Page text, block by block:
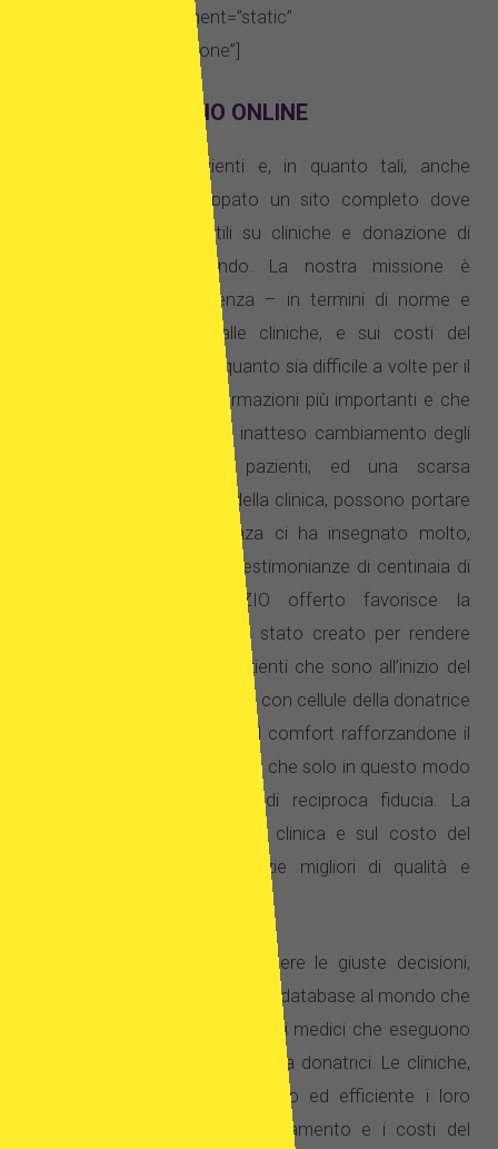
background_attachment=”static”
background_scroll=”none”]
INFO SUL SERVIZIO ONLINE
Nell’interesse dei pazienti e, in quanto tali, anche
nostro, abbiamo sviluppato un sito completo dove
trovare informazioni utili su cliniche e donazione di
ovuli in tutto il mondo. La nostra missione è
promuovere la trasparenza – in termini di norme e
procedure applicate dalle cliniche, e sui costi del
trattamento. Sappiamo quanto sia difficile a volte per il
paziente acquisire le informazioni più importanti e che
le regole poco chiare, un inatteso cambiamento degli
accordi fra medici e pazienti, ed una scarsa
comunicazione da parte della clinica, possono portare
ansia. La nostra esperienza ci ha insegnato molto,
abbiamo raccolto anche testimonianze di centinaia di
altri pazienti. IL SERVIZIO offerto favorisce la
trasparenza – Il servizio è stato creato per rendere
chiaro il trattamento ai pazienti che sono all’inizio del
percorso terapeutico in vitro con cellule della donatrice
e soprattutto per favorirne il comfort rafforzandone il
senso di sicurezza. Crediamo che solo in questo modo
si possa creare un clima di reciproca fiducia. La
trasparenza sull’offerta della clinica e sul costo del
trattamento sono le garanzie migliori di qualità e
Per aiutare i pazienti a prendere le giuste decisioni,
abbiamo costruito il più grande database al mondo che
raccoglie informazioni sui centri medici che eseguono
programmi in vitro con cellule da donatrici. Le cliniche,
che descrivono in modo chiaro ed efficiente i loro
metodi, le modalità di funzionamento e i costi del